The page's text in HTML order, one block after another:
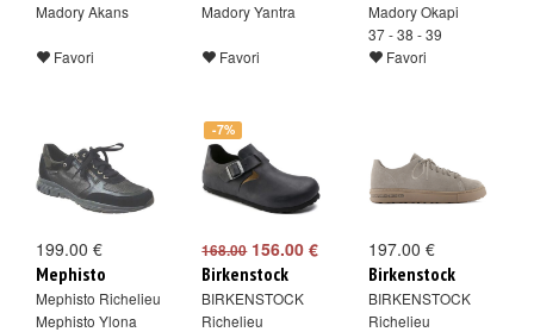
Madory Akans
Favori
Madory Yantra
Favori
Madory Okapi
37 - 38 - 39
Favori
199.00 €
Mephisto
Mephisto Richelieu
Mephisto Ylona
-7%
168.00156.00 €
Birkenstock
BIRKENSTOCK
Richelieu
197.00 €
Birkenstock
BIRKENSTOCK
Richelieu